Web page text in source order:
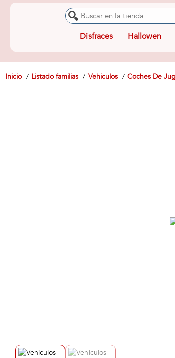
Disfraces Hallowen
Inicio Listado familias Vehiculos Coches De